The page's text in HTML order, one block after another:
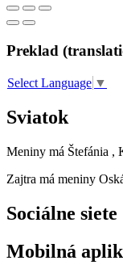
Preklad
Select Language ▼
Sviatok
Meniny má Štefánia ,
Zajtra má meniny
Sociálne siete
Mobilná